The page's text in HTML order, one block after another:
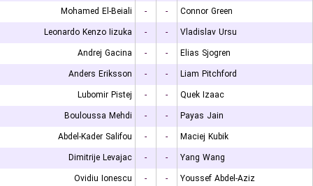
Mohamed El-Beiali
- -
Connor Green
Leonardo Kenzo Iizuka
- -
Vladislav Ursu
Andrej Gacina
- -
Elias Sjogren
Anders Eriksson
- -
Liam Pitchford
Lubomir Pistej
- -
Quek Izaac
Bouloussa Mehdi
- -
Payas Jain
Abdel-Kader Salifou
- -
Maciej Kubik
Dimitrije Levajac
- -
Yang Wang
Ovidiu Ionescu
- -
Youssef Abdel-Aziz